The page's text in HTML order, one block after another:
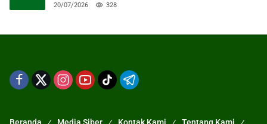
20/07/2026 328